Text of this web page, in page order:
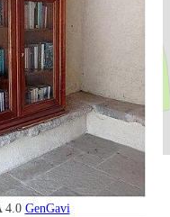
4.0 GenGavi